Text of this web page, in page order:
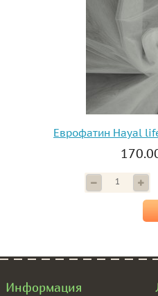
Еврофатин Hayal
Информация